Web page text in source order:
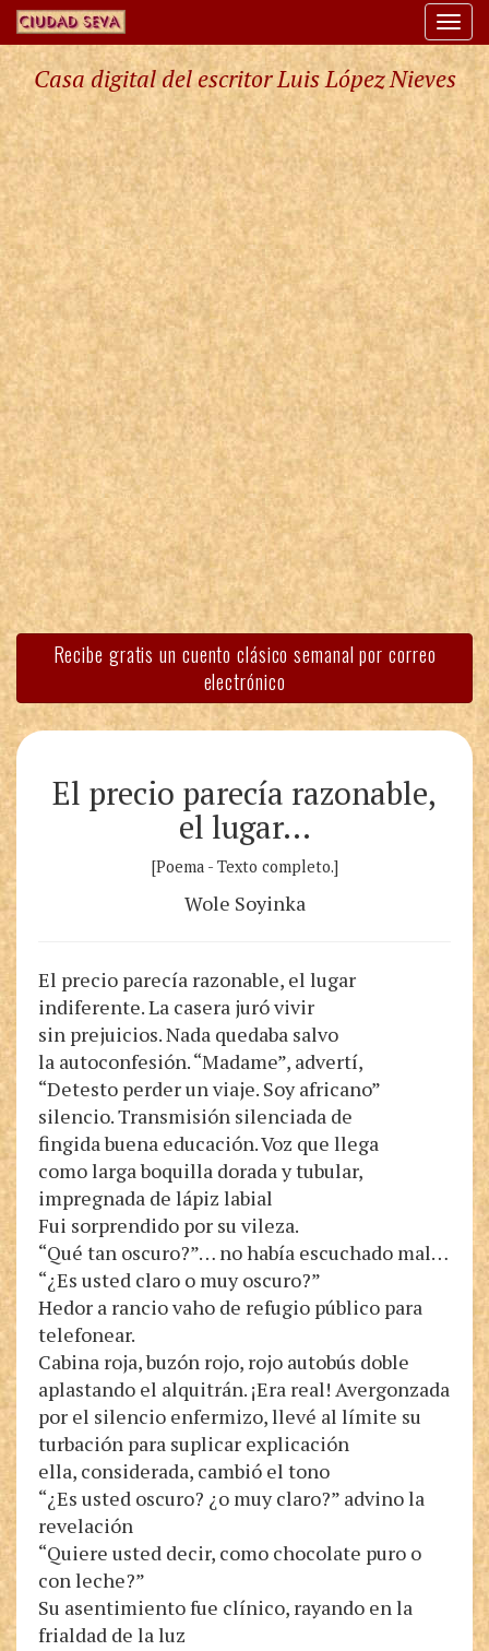
Casa digital del escritor Luis López Nieves
Recibe gratis un cuento clásico semanal por correo
electrónico
El precio parecía razonable,
el lugar…
[Poema - Texto completo.]
Wole Soyinka
El precio parecía razonable, el lugar
indiferente. La casera juró vivir
sin prejuicios. Nada quedaba salvo
la autoconfesión. “Madame”, advertí,
“Detesto perder un viaje. Soy africano”
silencio. Transmisión silenciada de
fingida buena educación. Voz que llega
como larga boquilla dorada y tubular,
impregnada de lápiz labial
Fui sorprendido por su vileza.
“Qué tan oscuro?”… no había escuchado mal…
“¿Es usted claro o muy oscuro?”
Hedor a rancio vaho de refugio público para
telefonear.
Cabina roja, buzón rojo, rojo autobús doble
aplastando el alquitrán. ¡Era real! Avergonzada
por el silencio enfermizo, llevé al límite su
turbación para suplicar explicación
ella, considerada, cambió el tono
“¿Es usted oscuro? ¿o muy claro?” advino la
revelación
“Quiere usted decir, como chocolate puro o
con leche?”
Su asentimiento fue clínico, rayando en la
frialdad de la luz